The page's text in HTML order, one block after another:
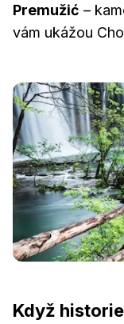
Premužić –
vám ukážou
Když